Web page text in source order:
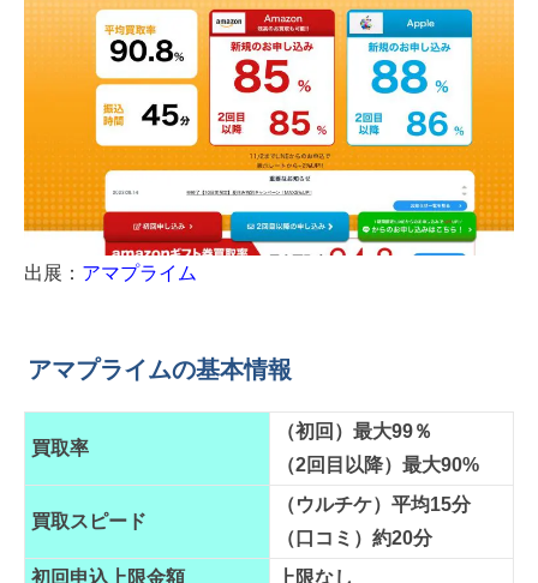
出展： アマプライム
アマプライムの基本情報
買取率
（初回）最大99％
（2回目以降）最大90%
買取スピード
（ウルチケ）平均15分
（口コミ）約20分
初回申込上限金額
上限なし